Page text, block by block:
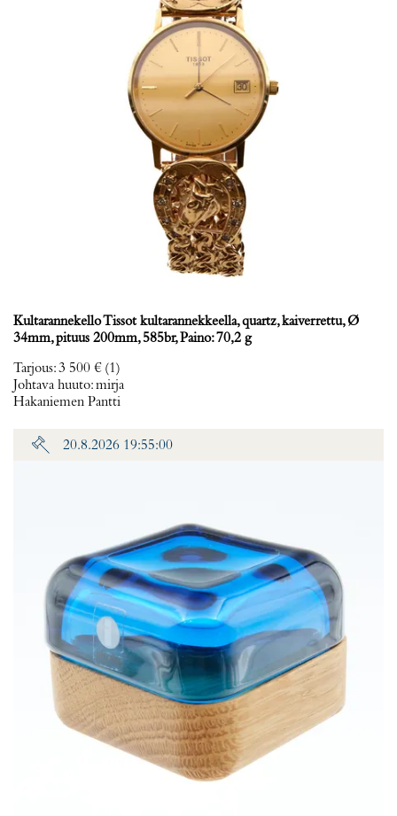
Kultarannekello Tissot kultarannekkeella, quartz, kaiverrettu, Ø
34mm, pituus 200mm, 585br, Paino: 70,2 g
Tarjous:3 500 € (1)
Johtava huuto:mirja
Hakaniemen Pantti
20.8.2026 19:55:00